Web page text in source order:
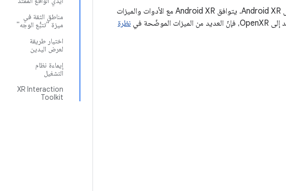
مناطق الثقة في
ميزة "تتبُّع الوجه"
اختيار طريقة
لعرض اليدين
إيماءة نظام
التشغيل
XR Interaction
Toolkit
يقدّم هذا الدليل نظرة عامة على عملية التطوير باستخدام Unity لنظام التشغيل Android XR. يتوافق Android XR مع الأدوات والميزات
نظرة